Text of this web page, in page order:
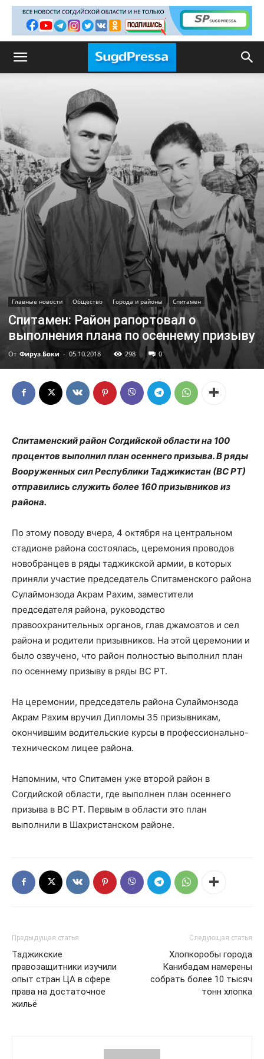
Главные новости Общество Города и районы Спитамен
Спитамен: Район рапортовал о
выполнения плана по осеннему призыву
От Фируз Боки - 05.10.2018 298 0
Спитаменский район Согдийской области на 100
процентов выполнил план осеннего призыва. В ряды
Вооруженных сил Республики Таджикистан (ВС РТ)
отправились служить более 160 призывников из
района.
По этому поводу вчера, 4 октября на центральном
стадионе района состоялась, церемония проводов
новобранцев в ряды таджикской армии, в которых
приняли участие председатель Спитаменского района
Сулаймонзода Акрам Рахим, заместители
председателя района, руководство
правоохранительных органов, глав джамоатов и сел
района и родители призывников. На этой церемонии и
было озвучено, что район полностью выполнил план
по осеннему призыву в ряды ВС РТ.
На церемонии, председатель района Сулаймонзода
Акрам Рахим вручил Дипломы 35 призывникам,
окончившим водительские курсы в профессионально-
техническом лицее района.
Напомним, что Спитамен уже второй район в
Согдийской области, где выполнен план осеннего
призыва в ВС РТ. Первым в области это план
выполнили в Шахристанском районе.
Предыдущая статья
Таджикские
правозащитники изучили
опыт стран ЦА в сфере
права на достаточное
жильё
Следующая статья
Хлопкоробы города
Канибадам намерены
собрать более 10 тысяч
тонн хлопка